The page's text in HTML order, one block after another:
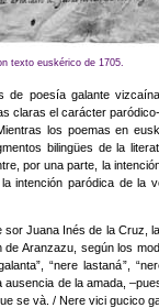
texto euskérico de 1705.
de poesía galante
claras el carácter
los poemas en
bilingües de la
por una parte, la
intención paródica de la
sor Juana Inés de la Cruz,
Aranzazu, según los
“nere lastaná”,
ausencia de la amada,
se và. / Nere vici gucico